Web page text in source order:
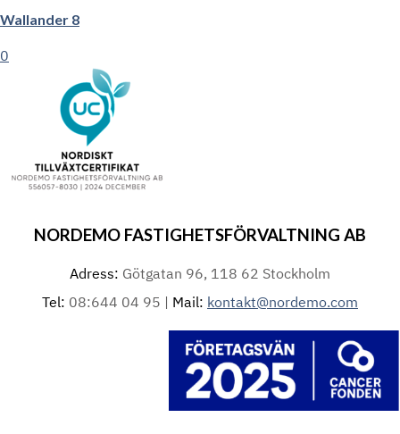
Wallander 8
0
NORDEMO FASTIGHETSFÖRVALTNING AB
Adress: Götgatan 96, 118 62 Stockholm
Tel: 08:644 04 95 | Mail: kontakt@nordemo.com